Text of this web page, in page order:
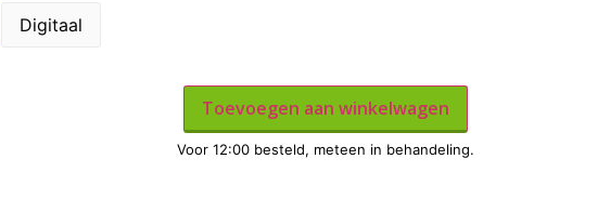
Digitaal
Toevoegen aan winkelwagen